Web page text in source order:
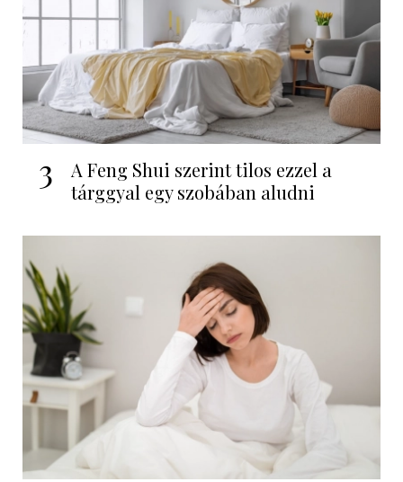
3
A Feng Shui szerint tilos ezzel a
tárggyal egy szobában aludni